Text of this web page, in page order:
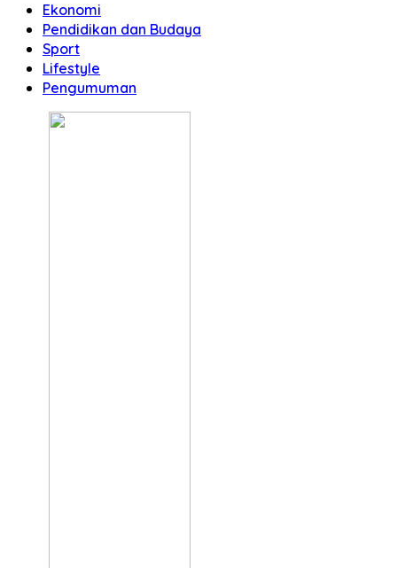
Ekonomi
Pendidikan dan Budaya
Sport
Lifestyle
Pengumuman